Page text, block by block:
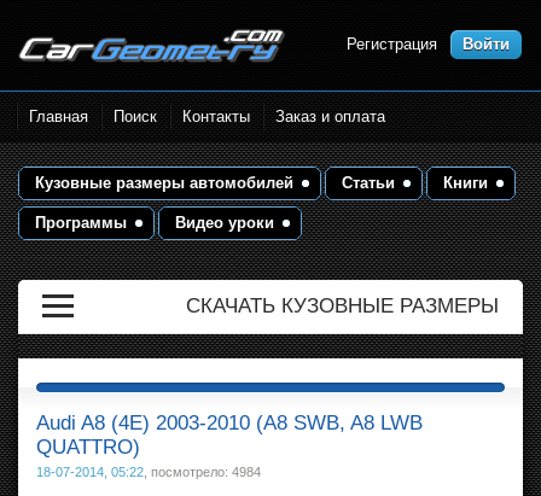
Размеры кузова автомобилей.
Контрольные точки и кузовные
размеры. Геометрия кузова
Регистрация Войти
Главная Поиск Контакты Заказ и оплата
Кузовные размеры автомобилей Статьи Книги
Программы Видео уроки
СКАЧАТЬ КУЗОВНЫЕ РАЗМЕРЫ
Audi A8 (4E) 2003-2010 (A8 SWB, A8 LWB
QUATTRO)
18-07-2014, 05:22 , посмотрело: 4984